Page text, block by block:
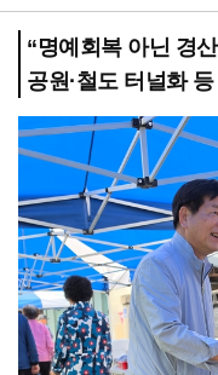
“명예회복 아닌 경
공원·철도 터널화 등